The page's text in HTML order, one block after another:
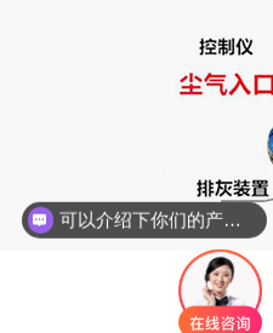
可以介绍下你们的产品么